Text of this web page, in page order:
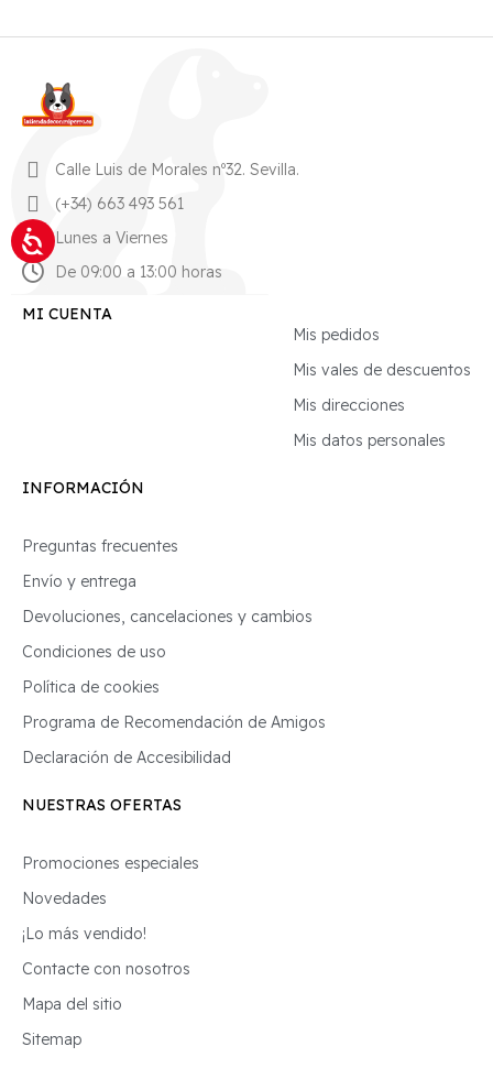
Calle Luis de Morales nº32. Sevilla.
(+34) 663 493 561
Lunes a Viernes
De 09:00 a 13:00 horas
MI CUENTA
Mis pedidos
Mis vales de descuentos
Mis direcciones
Mis datos personales
INFORMACIÓN
Preguntas frecuentes
Envío y entrega
Devoluciones, cancelaciones y cambios
Condiciones de uso
Política de cookies
Programa de Recomendación de Amigos
Declaración de Accesibilidad
NUESTRAS OFERTAS
Promociones especiales
Novedades
¡Lo más vendido!
Contacte con nosotros
Mapa del sitio
Sitemap